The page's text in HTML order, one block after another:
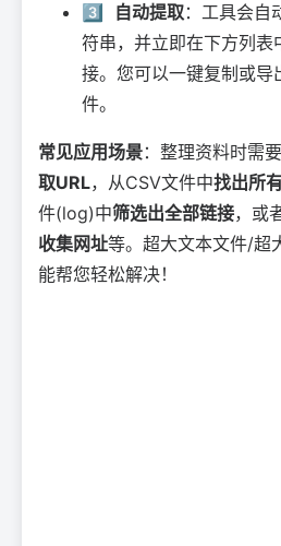
3️⃣
自动提取：工具会自
符串，并立即在下方列表
接。您可以一键复制或
件。
常见应用场景：整理资料时需
取URL，从CSV文件中找出所
件(log)中筛选出全部链接，或
收集网址等。超大文本文件/超
能帮您轻松解决！